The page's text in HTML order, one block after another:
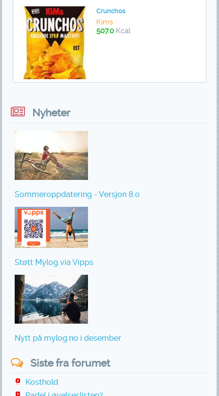
Crunchos
Kims
507.0Kcal
Nyheter
Sommeroppdatering - Versjon 8.0
Støtt Mylog via Vipps
Nytt på mylog.no i desember
Siste fra forumet
Kosthold